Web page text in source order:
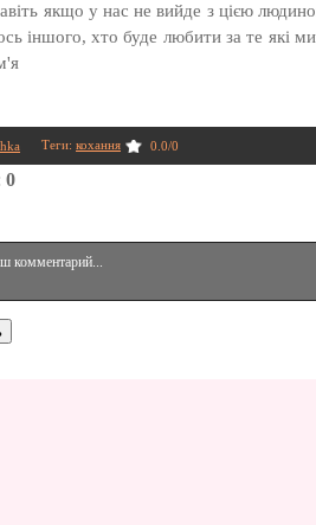
якщо у нас не вийде з цією
іншого, хто буде любити за те які
Теги: кохання 0.0/0
0